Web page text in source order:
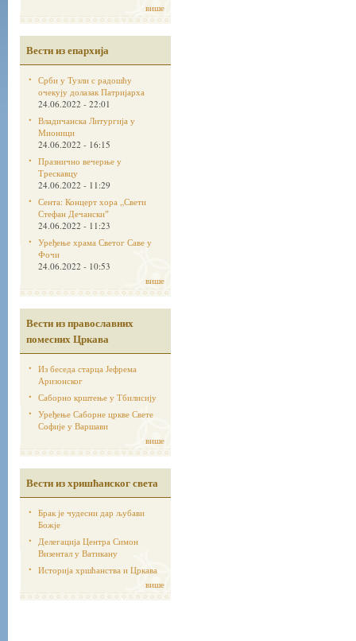
више
Вести из епархија
Срби у Тузли с радошћу
очекују долазак Патријарха
24.06.2022 - 22:01
Владичанска Литургија у
Мионици
24.06.2022 - 16:15
Празнично вечерње у
Трескавцу
24.06.2022 - 11:29
Сента: Концерт хора „Свети
Стефан Дечанскиˮ
24.06.2022 - 11:23
Уређење храма Светог Саве у
Фочи
24.06.2022 - 10:53
више
Вести из православних
помесних Цркава
Из беседа старца Јефрема
Аризонског
Саборно крштење у Тбилисију
Уређење Саборне цркве Свете
Софије у Варшави
више
Вести из хришћанског света
Брак је чудесни дар љубави
Божје
Делегација Центра Симон
Визентал у Ватикану
Историја хршћанства и Цркава
више